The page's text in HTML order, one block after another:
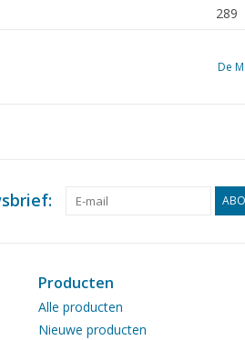
289
296
307
307
De
Producten
Alle producten
Nieuwe producten